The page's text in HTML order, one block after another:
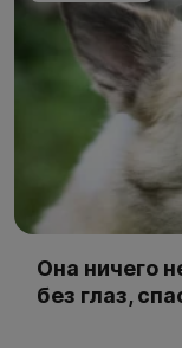
Она ничего
без глаз,